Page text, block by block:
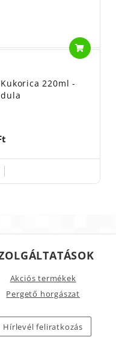
220ml -
Akciós termékek
Pergető horgászat
Hírlevél feliratkozás